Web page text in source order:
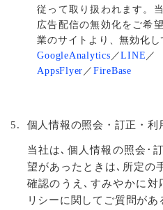
従って取り扱われます。
広告配信の無効化をご希
業のサイトより、無効化し
GoogleAnalytics ／LINE ／
AppsFlyer ／ FireBase
5. 個人情報の照会・訂正・
当社は､個人情報の照会･
望があったときは､所定の
確認のうえ､すみやかに対
リシーに関してご質問が